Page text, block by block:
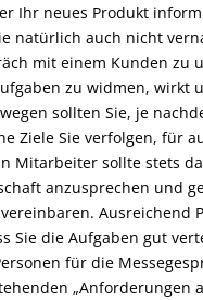
Ihr neues Produkt
natürlich auch nicht
mit einem Kunden zu
zu widmen, wirkt
sollten Sie, je
Ziele Sie verfolgen, für
Mitarbeiter sollte stets
anzusprechen und
Ausreichend
Sie die Aufgaben gut
für die
„Anforderungen